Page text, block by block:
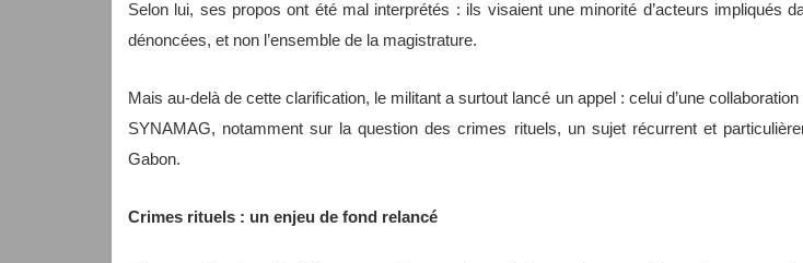
Selon lui, ses propos ont été mal interprétés : ils visaient une minorité d’acteurs impliqués
dénoncées, et non l’ensemble de la magistrature.
Mais au-delà de cette clarification, le militant a surtout lancé un appel : celui d’une
SYNAMAG, notamment sur la question des crimes rituels, un sujet récurrent et
Gabon.
Crimes rituels : un enjeu de fond relancé